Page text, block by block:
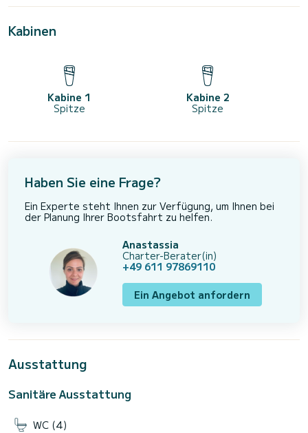
Kabinen
Kabine 1
Spitze
Kabine 2
Spitze
Haben Sie eine Frage?
Ein Experte steht Ihnen zur Verfügung, um Ihnen bei
der Planung Ihrer Bootsfahrt zu helfen.
Anastassia
Charter-Berater(in)
+49 611 97869110
Ein Angebot anfordern
Ausstattung
Sanitäre Ausstattung
WC (4)